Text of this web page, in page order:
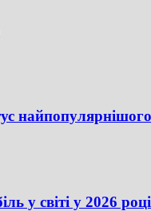
у світі у 2026 році